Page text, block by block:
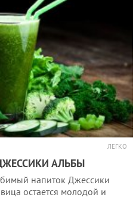
ЛЕГКО
АЛЬБЫ
напиток Джессики
остается молодой и